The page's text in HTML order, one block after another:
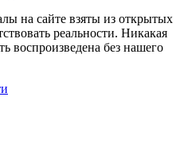
на сайте взяты из открытых
реальности. Никакая
воспроизведена без нашего